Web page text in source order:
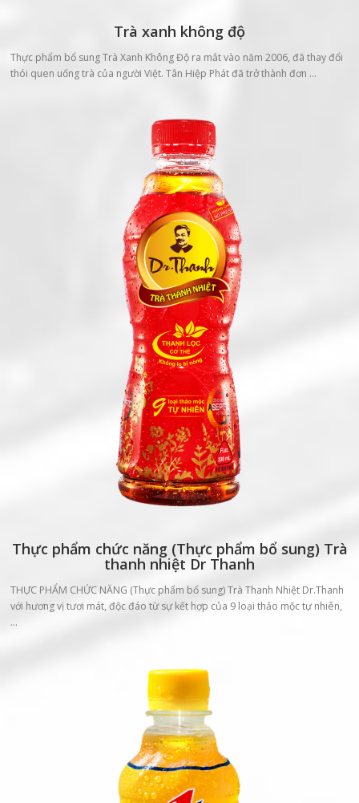
Trà xanh không độ
Thực phẩm bổ sung Trà Xanh Không Độ ra mắt vào năm 2006, đã thay đổi
thói quen uống trà của người Việt. Tân Hiệp Phát đã trở thành đơn …
Thực phẩm chức năng (Thực phẩm bổ sung) Trà
thanh nhiệt Dr Thanh
THỰC PHẨM CHỨC NĂNG (Thực phẩm bổ sung) Trà Thanh Nhiệt Dr.Thanh
với hương vị tươi mát, độc đáo từ sự kết hợp của 9 loại thảo mộc tự nhiên,
…